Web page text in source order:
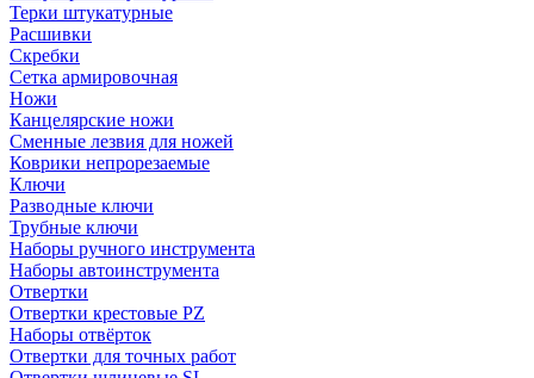
Терки штукатурные
Расшивки
Скребки
Сетка армировочная
Ножи
Канцелярские ножи
Сменные лезвия для ножей
Коврики непрорезаемые
Ключи
Разводные ключи
Трубные ключи
Наборы ручного инструмента
Наборы автоинструмента
Отвертки
Отвертки крестовые PZ
Наборы отвёрток
Отвертки для точных работ